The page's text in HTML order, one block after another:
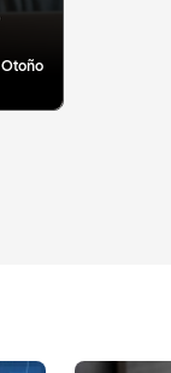
Otoño